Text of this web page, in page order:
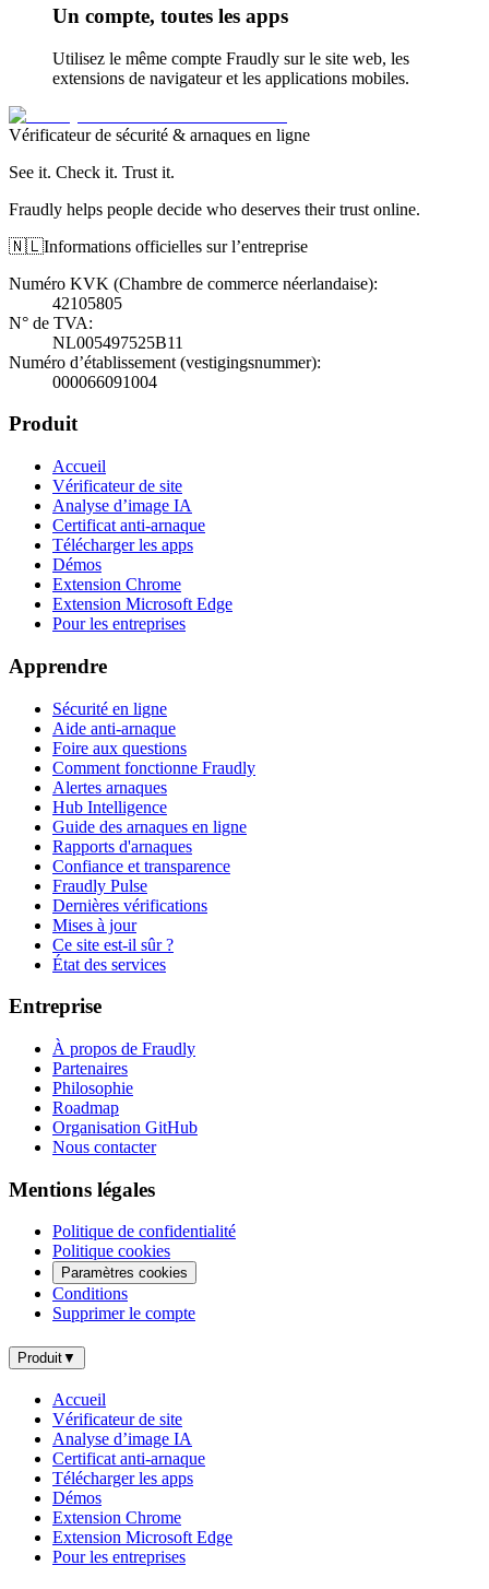
Un compte, toutes les apps
Utilisez le même compte Fraudly sur le site web, les
extensions de navigateur et les applications mobiles.
Vérificateur de sécurité & arnaques en ligne
See it. Check it. Trust it.
Fraudly helps people decide who deserves their trust online.
🇳🇱Informations officielles sur l’entreprise
Numéro KVK (Chambre de commerce néerlandaise):
42105805
N° de TVA:
NL005497525B11
Numéro d’établissement (vestigingsnummer):
000066091004
Produit
Accueil
Vérificateur de site
Analyse d’image IA
Certificat anti-arnaque
Télécharger les apps
Démos
Extension Chrome
Extension Microsoft Edge
Pour les entreprises
Apprendre
Sécurité en ligne
Aide anti-arnaque
Foire aux questions
Comment fonctionne Fraudly
Alertes arnaques
Hub Intelligence
Guide des arnaques en ligne
Rapports d'arnaques
Confiance et transparence
Fraudly Pulse
Dernières vérifications
Mises à jour
Ce site est-il sûr ?
État des services
Entreprise
À propos de Fraudly
Partenaires
Philosophie
Roadmap
Organisation GitHub
Nous contacter
Mentions légales
Politique de confidentialité
Politique cookies
Paramètres cookies
Conditions
Supprimer le compte
Produit▼
Accueil
Vérificateur de site
Analyse d’image IA
Certificat anti-arnaque
Télécharger les apps
Démos
Extension Chrome
Extension Microsoft Edge
Pour les entreprises